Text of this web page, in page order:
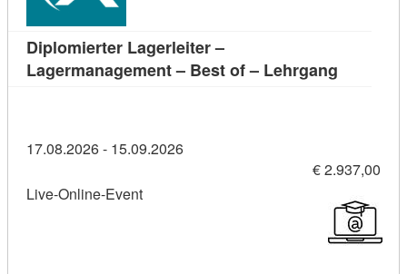
Diplomierter Lagerleiter –
Lagermanagement – Best of – Lehrgang
17.08.2026 - 15.09.2026
€ 2.937,00
Live-Online-Event